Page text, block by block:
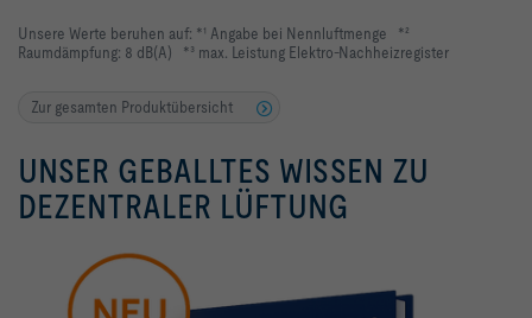
Unsere Werte beruhen auf: *¹ Angabe bei Nennluftmenge *²
Raumdämpfung: 8 dB(A) *³ max. Leistung Elektro-Nachheizregister
Zur gesamten Produktübersicht
UNSER GEBALLTES WISSEN ZU
DEZENTRALER LÜFTUNG